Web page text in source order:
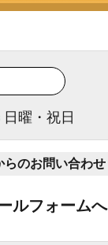
日曜・祝日
らのお問い合わせ
ルフォームへ